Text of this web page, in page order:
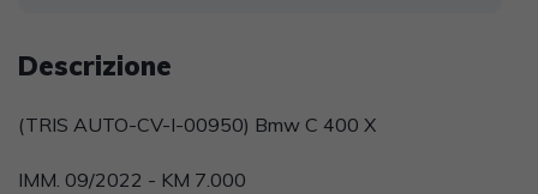
Descrizione
(TRIS AUTO-CV-I-00950) Bmw C 400 X
IMM. 09/2022 - KM 7.000